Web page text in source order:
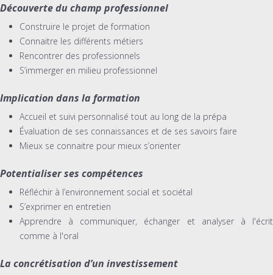
Découverte du champ professionnel
Construire le projet de formation
Connaitre les différents métiers
Rencontrer des professionnels
S’immerger en milieu professionnel
Implication dans la formation
Accueil et suivi personnalisé tout au long de la prépa
Évaluation de ses connaissances et de ses savoirs faire
Mieux se connaitre pour mieux s’orienter
Potentialiser ses compétences
Réfléchir à l’environnement social et sociétal
S’exprimer en entretien
Apprendre à communiquer, échanger et analyser à l'écrit
comme à l'oral
La concrétisation d’un investissement